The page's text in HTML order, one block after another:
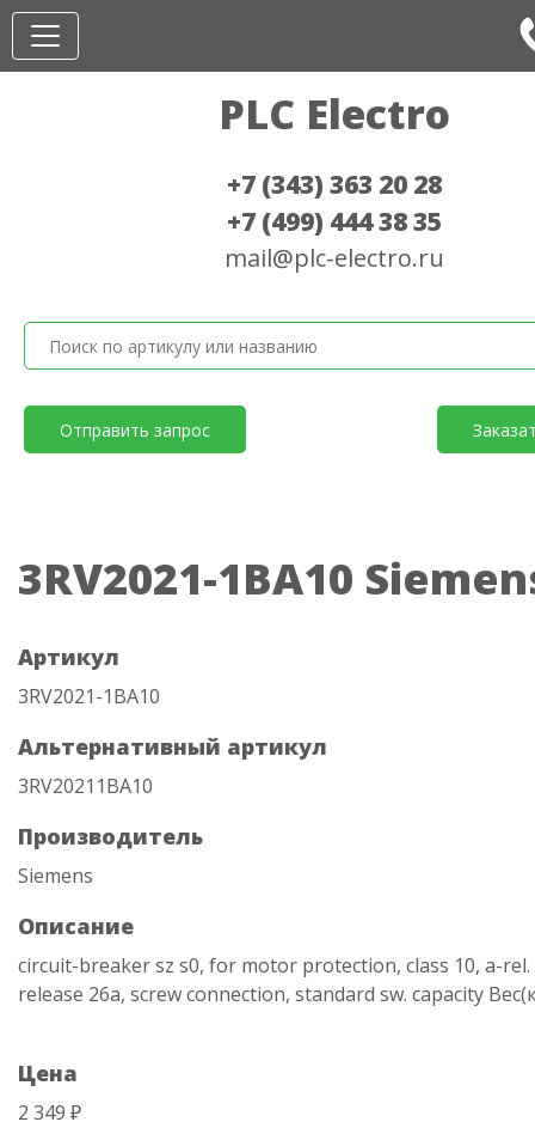
PLC Electro
+7 (343) 363 20 28
+7 (499) 444 38 35
mail@plc-electro.ru
Отправить запрос
3RV2021-1BA10
Артикул
3RV2021-1BA10
Альтернативный артикул
3RV20211BA10
Производитель
Siemens
Описание
circuit-breaker sz s0, for motor protection, class 10, a-rel.
release 26a, screw connection, standard sw. capacity
Цена
2 349 ₽